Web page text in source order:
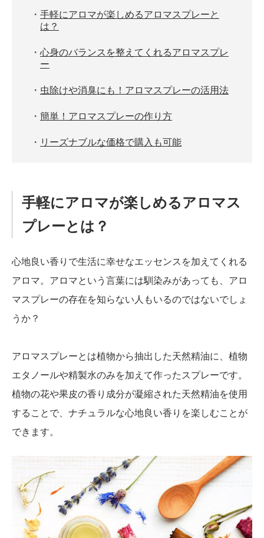
・ 手軽にアロマが楽しめるアロマスプレーと
は？
・ 心身のバランスを整えてくれるアロマスプレ
ー
・ 虫除けや消臭にも！アロマスプレーの活用法
・ 簡単！アロマスプレーの作り方
・ リーズナブルな価格で購入も可能
手軽にアロマが楽しめるアロマス
プレーとは？
心地良い香りで生活に幸せなエッセンスを加えてくれる
アロマ。アロマという言葉には馴染みがあっても、アロ
マスプレーの存在を知らない人もいるのではないでしょ
うか？
アロマスプレーとは植物から抽出した天然精油に、植物
エタノールや精製水のみを加えて作ったスプレーです。
植物の花や果皮の香り成分が凝縮された天然精油を使用
することで、ナチュラルな心地良い香りを楽しむことが
できます。